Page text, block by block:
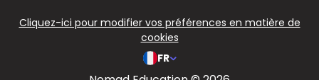
Cliquez-ici pour modifier vos préférences en matière de
cookies
FR